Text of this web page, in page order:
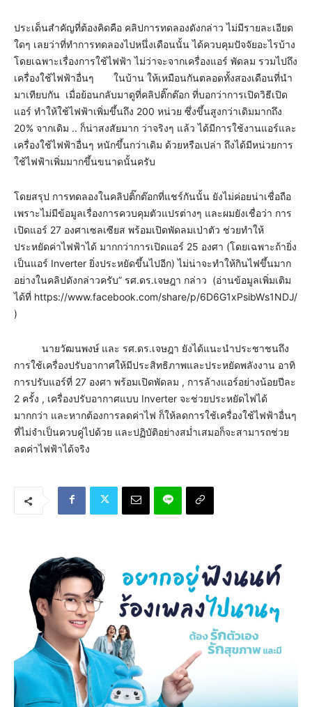
ประเด็นสำคัญที่ต้องคิดคือ คลิปการทดลองดังกล่าว ไม่มีรายละเอียด
ใดๆ เลยว่าที่ทำการทดลองไปหนึ่งเดือนนั้น ได้ควบคุมปัจจัยอะไรบ้าง
โดยเฉพาะเรื่องการใช้ไฟฟ้า ไม่ว่าจะจากเครื่องแอร์ พัดลม รวมไปถึง
เครื่องใช้ไฟฟ้าอื่นๆ ในบ้าน ให้เหมือนกันตลอดทั้งสองเดือนที่นำ
มาเทียบกัน เมื่อย้อนกลับมาดูที่คลิปติ๊กต๊อก ที่บอกว่าการเปิดวิธีเปิด
แอร์ ทำให้ใช้ไฟฟ้าเพิ่มขึ้นถึง 200 หน่วย ซึ่งขึ้นสูงกว่าเดิมมากถึง
20% จากเดิม .. ก็น่าสงสัยมาก ว่าจริงๆ แล้ว ได้มีการใช้งานแอร์และ
เครื่องใช้ไฟฟ้าอื่นๆ หนักขึ้นกว่าเดิม ด้วยหรือเปล่า ถึงได้มีหน่วยการ
ใช้ไฟฟ้าเพิ่มมากขึ้นขนาดนั้นครับ
โดยสรุป การทดลองในคลิปติ๊กต๊อกที่แชร์กันนั้น ยังไม่ค่อยน่าเชื่อถือ
เพราะไม่มีข้อมูลเรื่องการควบคุมตัวแปรต่างๆ และผมยังเชื่อว่า การ
เปิดแอร์ 27 องศาเซลเซียส พร้อมเปิดพัดลมเป่าตัว ช่วยทำให้
ประหยัดค่าไฟฟ้าได้ มากกว่าการเปิดแอร์ 25 องศา (โดยเฉพาะถ้ายิ่ง
เป็นแอร์ Inverter ยิ่งประหยัดขึ้นไปอีก) ไม่น่าจะทำให้กินไฟขึ้นมาก
อย่างในคลิปดังกล่าวครับ” รศ.ดร.เจษฎา กล่าว (อ่านข้อมูลเพิ่มเติม
ได้ที่ https://www.facebook.com/share/p/6D6G1xPsibWs1NDJ/
)
นายวัฒนพงษ์ และ รศ.ดร.เจษฎา ยังได้แนะนำประชาชนถึง
การใช้เครื่องปรับอากาศให้มีประสิทธิภาพและประหยัดพลังงาน อาทิ
การปรับแอร์ที่ 27 องศา พร้อมเปิดพัดลม , การล้างแอร์อย่างน้อยปีละ
2 ครั้ง , เครื่องปรับอากาศแบบ Inverter จะช่วยประหยัดไฟได้
มากกว่า และหากต้องการลดค่าไฟ ก็ให้ลดการใช้เครื่องใช้ไฟฟ้าอื่นๆ
ที่ไม่จำเป็นควบคู่ไปด้วย และปฏิบัติอย่างสม่ำเสมอก็จะสามารถช่วย
ลดค่าไฟฟ้าได้จริง